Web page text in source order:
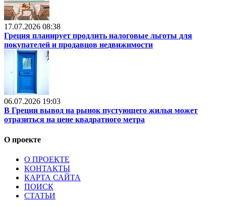
17.07.2026 08:38
Греция планирует продлить налоговые льготы для
покупателей и продавцов недвижимости
06.07.2026 19:03
В Греции вывод на рынок пустующего жилья может
отразиться на цене квадратного метра
О проекте
О ПРОЕКТЕ
КОНТАКТЫ
КАРТА САЙТА
ПОИСК
СТАТЬИ